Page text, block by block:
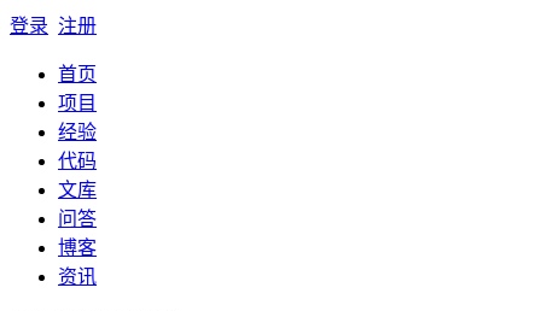
登录 注册
首页
项目
经验
代码
文库
问答
博客
资讯